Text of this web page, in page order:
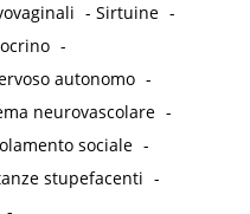
-Sirtuine -
-
autonomo -
neurovascolare -
sociale -
stupefacenti -